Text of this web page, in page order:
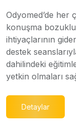
Odyomed’de her
konuşma
ihtiyaçlarının
destek
dahilindeki
yetkin olmaları
Detaylar